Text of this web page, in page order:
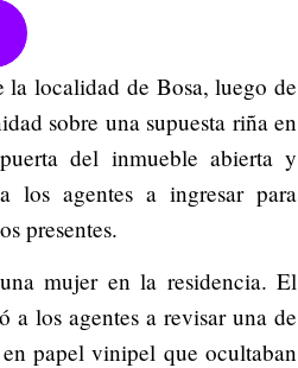
localidad de Bosa, luego de
sobre una supuesta riña en
del inmueble abierta y
los agentes a ingresar para
presentes.
mujer en la residencia. El
los agentes a revisar una de
papel vinipel que ocultaban